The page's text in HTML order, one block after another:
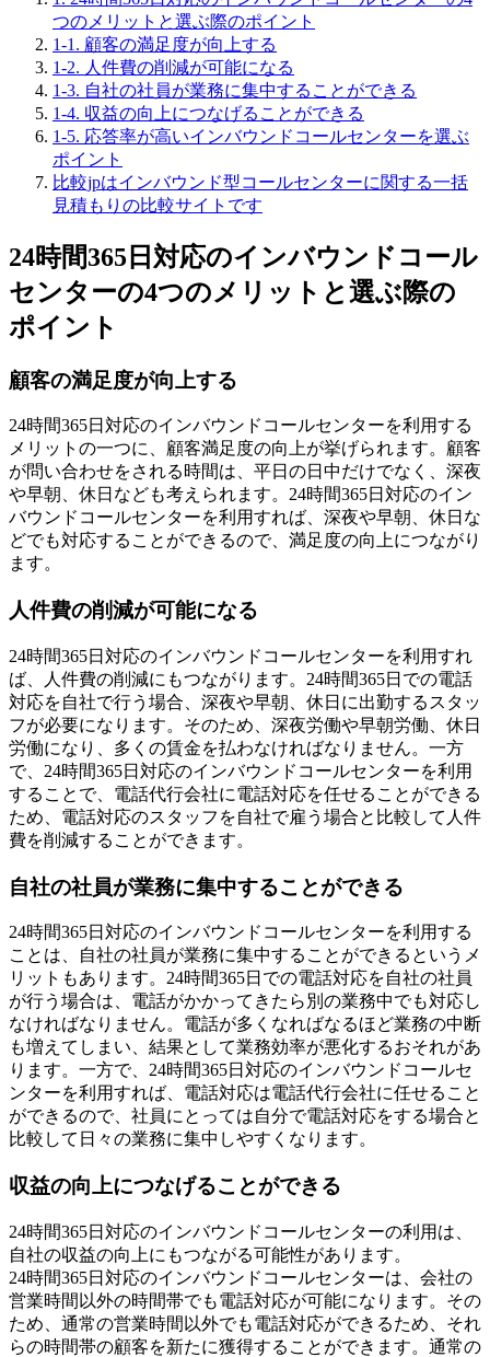
つのメリットと選ぶ際のポイント
1-1. 顧客の満足度が向上する
1-2. 人件費の削減が可能になる
1-3. 自社の社員が業務に集中することができる
1-4. 収益の向上につなげることができる
1-5. 応答率が高いインバウンドコールセンターを選ぶ
ポイント
比較jpはインバウンド型コールセンターに関する一括
見積もりの比較サイトです
24時間365日対応のインバウンドコール
センターの4つのメリットと選ぶ際の
ポイント
顧客の満足度が向上する
24時間365日対応のインバウンドコールセンターを利用する
メリットの一つに、顧客満足度の向上が挙げられます。顧客
が問い合わせをされる時間は、平日の日中だけでなく、深夜
や早朝、休日なども考えられます。24時間365日対応のイン
バウンドコールセンターを利用すれば、深夜や早朝、休日な
どでも対応することができるので、満足度の向上につながり
ます。
人件費の削減が可能になる
24時間365日対応のインバウンドコールセンターを利用すれ
ば、人件費の削減にもつながります。24時間365日での電話
対応を自社で行う場合、深夜や早朝、休日に出勤するスタッ
フが必要になります。そのため、深夜労働や早朝労働、休日
労働になり、多くの賃金を払わなければなりません。一方
で、24時間365日対応のインバウンドコールセンターを利用
することで、電話代行会社に電話対応を任せることができる
ため、電話対応のスタッフを自社で雇う場合と比較して人件
費を削減することができます。
自社の社員が業務に集中することができる
24時間365日対応のインバウンドコールセンターを利用する
ことは、自社の社員が業務に集中することができるというメ
リットもあります。24時間365日での電話対応を自社の社員
が行う場合は、電話がかかってきたら別の業務中でも対応し
なければなりません。電話が多くなればなるほど業務の中断
も増えてしまい、結果として業務効率が悪化するおそれがあ
ります。一方で、24時間365日対応のインバウンドコールセ
ンターを利用すれば、電話対応は電話代行会社に任せること
ができるので、社員にとっては自分で電話対応をする場合と
比較して日々の業務に集中しやすくなります。
収益の向上につなげることができる
24時間365日対応のインバウンドコールセンターの利用は、
自社の収益の向上にもつながる可能性があります。
24時間365日対応のインバウンドコールセンターは、会社の
営業時間以外の時間帯でも電話対応が可能になります。その
ため、通常の営業時間以外でも電話対応ができるため、それ
らの時間帯の顧客を新たに獲得することができます。通常の